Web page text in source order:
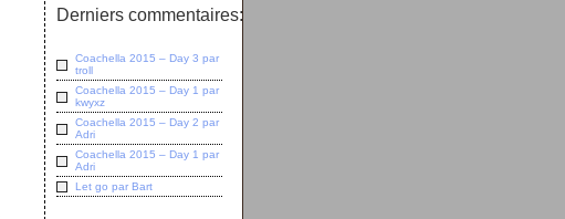
Derniers commentaires:
Coachella 2015 – Day 3 par
troll
Coachella 2015 – Day 1 par
kwyxz
Coachella 2015 – Day 2 par
Adri
Coachella 2015 – Day 1 par
Adri
Let go par Bart